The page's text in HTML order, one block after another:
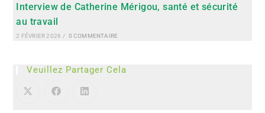
Interview de Catherine Mérigou, santé et sécurité
au travail
2 FÉVRIER 2026 / 0 COMMENTAIRE
Veuillez Partager Cela